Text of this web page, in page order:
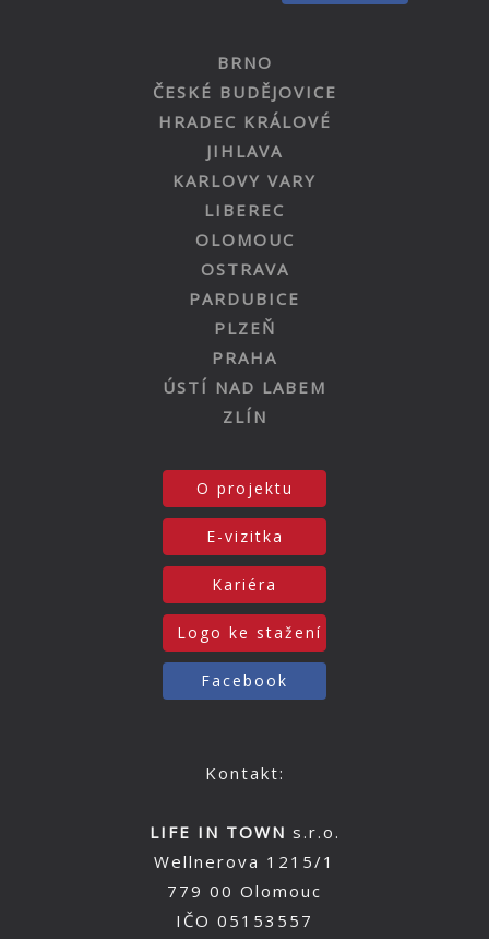
BRNO
ČESKÉ BUDĚJOVICE
HRADEC KRÁLOVÉ
JIHLAVA
KARLOVY VARY
LIBEREC
OLOMOUC
OSTRAVA
PARDUBICE
PLZEŇ
PRAHA
ÚSTÍ NAD LABEM
ZLÍN
O projektu
E-vizitka
Kariéra
Logo ke stažení
Facebook
Kontakt:
LIFE IN TOWN s.r.o.
Wellnerova 1215/1
779 00 Olomouc
IČO 05153557